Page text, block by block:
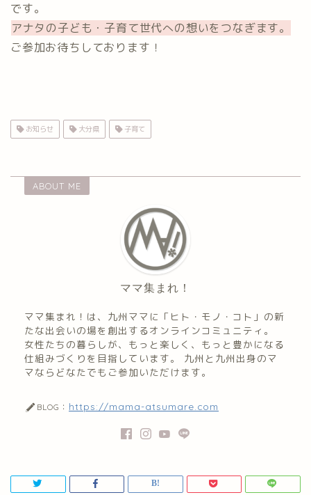
です。
アナタの子ども・子育て世代への想いをつなぎます。
ご参加お待ちしております！⁡
お知らせ 大分県 子育て
ABOUT ME
ママ集まれ！
ママ集まれ！は、九州ママに「ヒト・モノ・コト」の新
たな出会いの場を創出するオンラインコミュニティ。
女性たちの暮らしが、もっと楽しく、もっと豊かになる
仕組みづくりを目指しています。 九州と九州出身のマ
マならどなたでもご参加いただけます。
BLOG： https://mama-atsumare.com